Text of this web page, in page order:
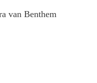
van Benthem